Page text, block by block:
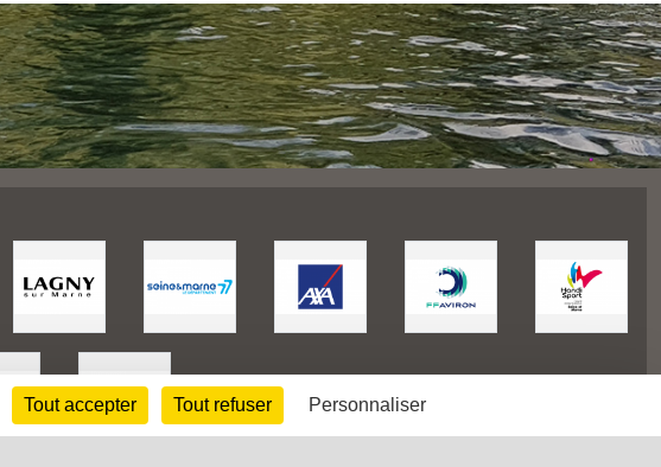
Tout accepter Tout refuser Personnaliser